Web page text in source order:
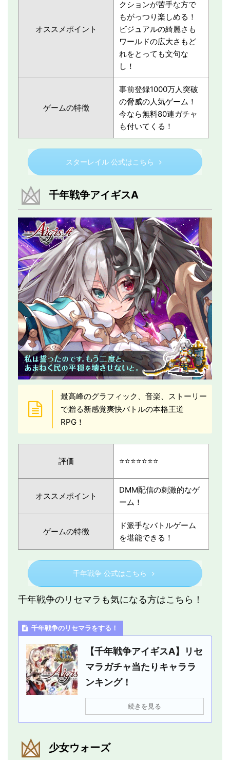
オススメポイント
クションが苦手な方で
もがっつり楽しめる！
ビジュアルの綺麗さも
ワールドの広大さもど
れをとっても文句な
し！
ゲームの特徴
事前登録1000万人突破
の脅威の人気ゲーム！
今なら無料80連ガチャ
も付いてくる！
スターレイル 公式はこちら
千年戦争アイギスA
最高峰のグラフィック、音楽、ストーリー
で贈る新感覚爽快バトルの本格王道
RPG！
評価 ⭐️⭐️⭐️⭐️⭐️⭐️⭐️
オススメポイント
DMM配信の刺激的なゲ
ーム！
ゲームの特徴
ド派手なバトルゲーム
を堪能できる！
千年戦争 公式はこちら
千年戦争のリセマラも気になる方はこちら！
千年戦争のリセマラをする！
【千年戦争アイギスA】リセ
マラガチャ当たりキャララ
ンキング！
続きを見る
少女ウォーズ